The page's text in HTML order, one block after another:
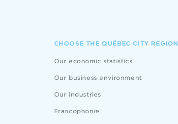
CHOOSE THE QUÉBEC CITY REGION
Our economic statistics
Our business environment
Our industries
Francophonie